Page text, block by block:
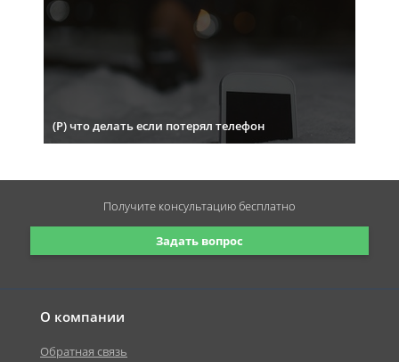
(Р) что делать если потерял телефон
О компании
Обратная связь
Задать вопрос
Получите консультациюбесплатно